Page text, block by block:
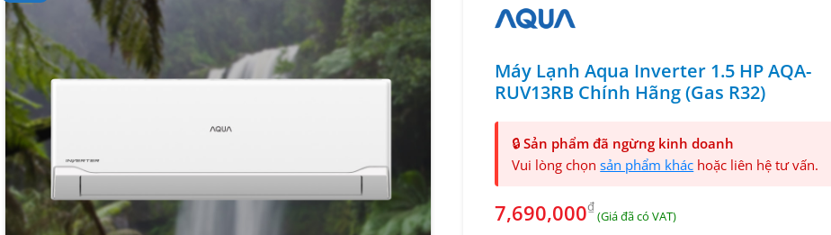
Máy Lạnh Aqua Inverter 1.5 HP AQA-
RUV13RB Chính Hãng (Gas R32)
🔒Sản phẩm đã ngừng kinh doanh
Vui lòng chọnsản phẩm khác hoặc liên hệ tư vấn.
7,690,000₫